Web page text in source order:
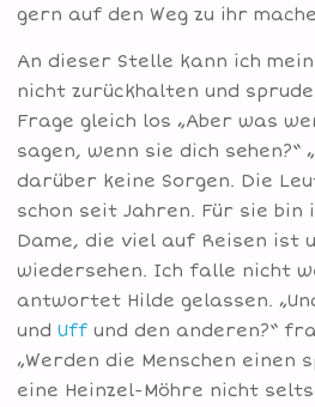
gern auf den Weg zu ihr
An dieser Stelle kann ich
nicht zurückhalten und
Frage gleich los „Aber was
sagen, wenn sie dich sehen?“
darüber keine Sorgen. Die
schon seit Jahren. Für sie bin
Dame, die viel auf Reisen ist
wiedersehen. Ich falle nicht
antwortet Hilde gelassen.
undUff und den anderen?“
„Werden die Menschen einen
eine Heinzel-Möhre nicht